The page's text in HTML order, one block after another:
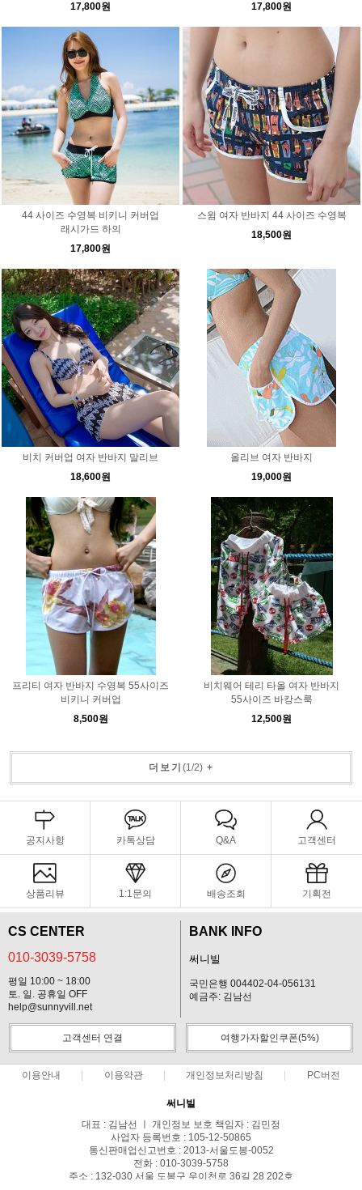
17,800원
17,800원
44 사이즈 수영복 비키니 커버업
래시가드 하의
17,800원
스윔 여자 반바지 44 사이즈 수영복
18,500원
비치 커버업 여자 반바지 말리브
18,600원
올리브 여자 반바지
19,000원
프리티 여자 반바지 수영복 55사이즈
비키니 커버업
8,500원
비치웨어 테리 타올 여자 반바지
55사이즈 바캉스룩
12,500원
더보기 (1/2)+
공지사항 카톡상담 Q&A 고객센터
상품리뷰 1:1문의 배송조회 기획전
CS CENTER
010-3039-5758
평일 10:00 ~ 18:00
토. 일. 공휴일 OFF
help@sunnyvill.net
BANK INFO
써니빌
국민은행 004402-04-056131
예금주: 김남선
고객센터 연결 여행가자할인쿠폰(5%)
이용안내 이용약관 개인정보처리방침 PC버전
써니빌
대표 : 김남선 ㅣ 개인정보 보호 책임자 : 김민정
사업자 등록번호 : 105-12-50865
통신판매업신고번호 : 2013-서울도봉-0052
전화 : 010-3039-5758
주소 : 132-030 서울 도봉구 우이천로 36길 28 202호